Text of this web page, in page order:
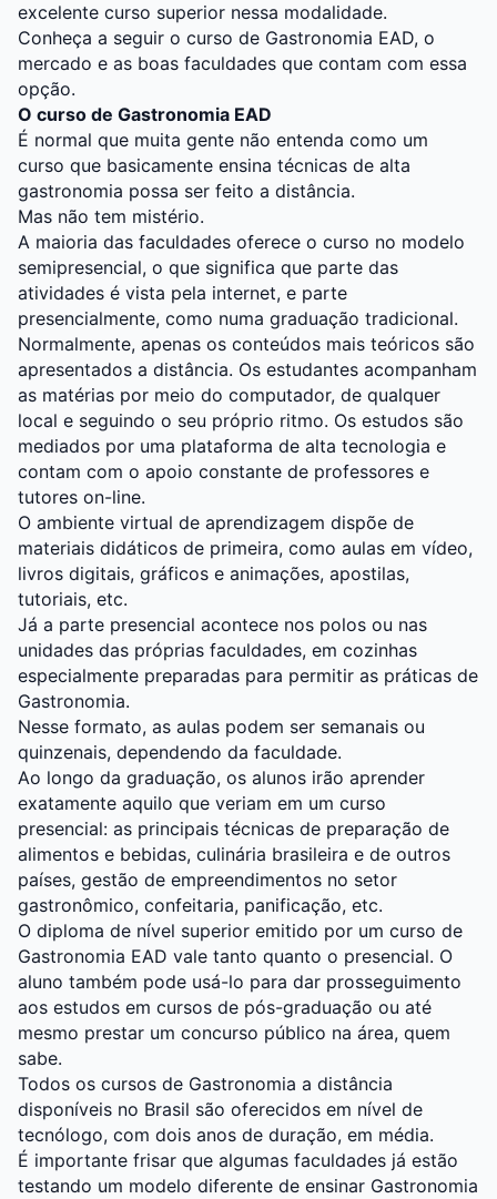
excelente curso superior nessa modalidade.
Conheça a seguir o curso de Gastronomia EAD, o
mercado e as boas faculdades que contam com essa
opção.
O curso de Gastronomia EAD
É normal que muita gente não entenda como um
curso que basicamente ensina técnicas de alta
gastronomia possa ser feito a distância.
Mas não tem mistério.
A maioria das faculdades oferece o curso no modelo
semipresencial, o que significa que parte das
atividades é vista pela internet, e parte
presencialmente, como numa graduação tradicional.
Normalmente, apenas os conteúdos mais teóricos são
apresentados a distância. Os estudantes acompanham
as matérias por meio do computador, de qualquer
local e seguindo o seu próprio ritmo. Os estudos são
mediados por uma plataforma de alta tecnologia e
contam com o apoio constante de professores e
tutores on-line.
O ambiente virtual de aprendizagem dispõe de
materiais didáticos de primeira, como aulas em vídeo,
livros digitais, gráficos e animações, apostilas,
tutoriais, etc.
Já a parte presencial acontece nos polos ou nas
unidades das próprias faculdades, em cozinhas
especialmente preparadas para permitir as práticas de
Gastronomia.
Nesse formato, as aulas podem ser semanais ou
quinzenais, dependendo da faculdade.
Ao longo da graduação, os alunos irão aprender
exatamente aquilo que veriam em um curso
presencial: as principais técnicas de preparação de
alimentos e bebidas, culinária brasileira e de outros
países, gestão de empreendimentos no setor
gastronômico, confeitaria, panificação, etc.
O diploma de nível superior emitido por um curso de
Gastronomia EAD vale tanto quanto o presencial. O
aluno também pode usá-lo para dar prosseguimento
aos estudos em cursos de pós-graduação ou até
mesmo prestar um concurso público na área, quem
sabe.
Todos os cursos de Gastronomia a distância
disponíveis no Brasil são oferecidos em nível de
tecnólogo, com dois anos de duração, em média.
É importante frisar que algumas faculdades já estão
testando um modelo diferente de ensinar Gastronomia